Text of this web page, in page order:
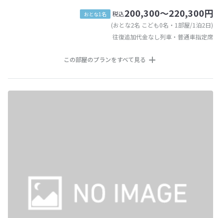
おとな1名 税込200,300～220,300円
(おとな2名 こども0名・1部屋/1泊2日)
往復追加代金なし列車・普通車指定席
この部屋のプランをすべて見る